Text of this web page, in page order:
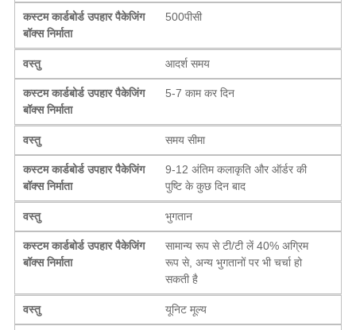
कस्टम कार्डबोर्ड उपहार पैकेजिंग
बॉक्स निर्माता
500पीसी
वस्तु आदर्श समय
कस्टम कार्डबोर्ड उपहार पैकेजिंग
बॉक्स निर्माता
5-7 काम कर दिन
वस्तु समय सीमा
कस्टम कार्डबोर्ड उपहार पैकेजिंग
बॉक्स निर्माता
9-12 अंतिम कलाकृति और ऑर्डर की
पुष्टि के कुछ दिन बाद
वस्तु भुगतान
कस्टम कार्डबोर्ड उपहार पैकेजिंग
बॉक्स निर्माता
सामान्य रूप से टी/टी लें 40% अग्रिम
रूप से, अन्य भुगतानों पर भी चर्चा हो
सकती है
वस्तु यूनिट मूल्य